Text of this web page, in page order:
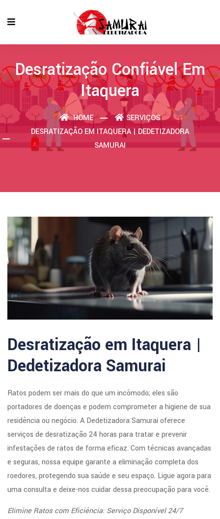
Desratização Confiável Em
Itaquera
HOME
SERVIÇOS
DESRATIZAÇÃO EM ITAQUERA | DEDETIZADORA
SAMURAI
Desratização em Itaquera |
Dedetizadora Samurai
Ratos podem ser mais do que um incômodo; eles são
portadores de doenças e podem comprometer a higiene de sua
residência ou negócio. A Dedetizadora Samurai oferece
serviços de desratização 24 horas para tratar e prevenir
infestações de ratos de forma eficaz. Com técnicas avançadas
e seguras, nossa equipe garante a eliminação completa dos
roedores, protegendo sua saúde e seu espaço. Ligue agora para
uma consulta e deixe-nos cuidar dessa preocupação para você.
Elimine Ratos com Eficiência: Serviço Disponível 24/7